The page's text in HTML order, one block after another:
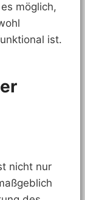
möglich,
ist.
nicht nur